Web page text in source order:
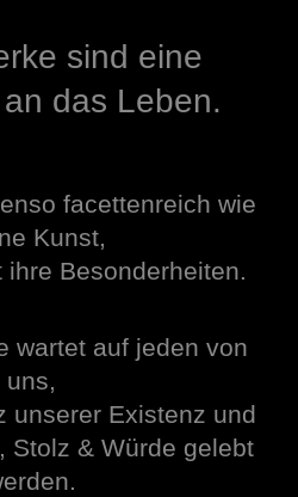
sind eine
das Leben.
facettenreich wie
Kunst,
Besonderheiten.
wartet auf jeden von
uns,
unserer Existenz und
Stolz & Würde gelebt